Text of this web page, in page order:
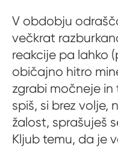
V obdobju
večkrat
reakcije pa lahko
običajno hitro
zgrabi močneje
spiš, si brez
žalost, sprašuješ
Kljub temu, da je